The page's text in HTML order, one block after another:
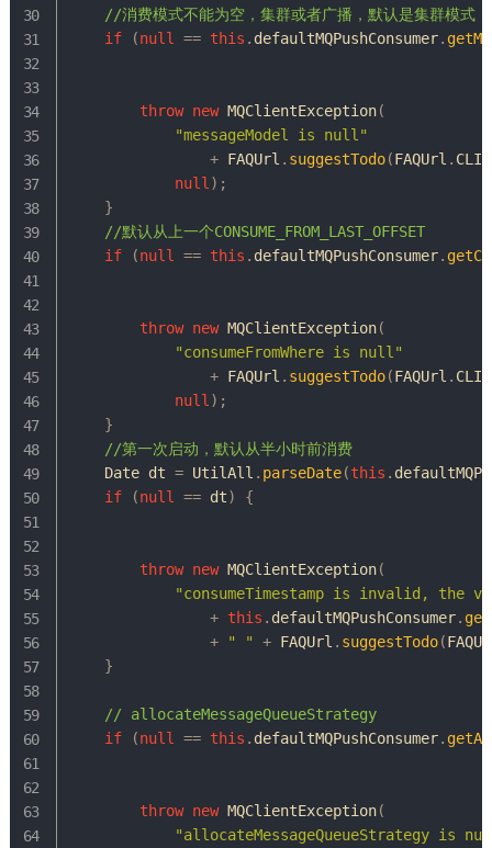
//消费模式不能为空，集群或者广播，默认是集群模式
if
(null == this . defaultMQPushConsumer.
throw new MQClientException(
"messageModel is null"
+ FAQUrl . suggestTodo(FAQUrl .
null ) ;
}
//默认从上一个CONSUME_FROM_LAST_OFFSET
if
(null == this . defaultMQPushConsumer.
throw new MQClientException(
"consumeFromWhere is null"
+ FAQUrl . suggestTodo(FAQUrl .
null ) ;
}
//第一次启动，默认从半小时前消费
Date dt = UtilAll . parseDate(this .
if
(null == dt) {
throw new MQClientException(
"consumeTimestamp is invalid, the
+ this . defaultMQPushConsumer.
+
" " + FAQUrl . suggestTodo(
}
// allocateMessageQueueStrategy
if
(null == this . defaultMQPushConsumer.
throw new MQClientException(
"allocateMessageQueueStrategy is